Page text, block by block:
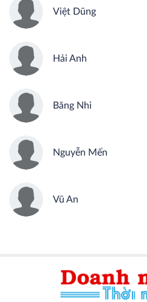
Việt Dũng
Hải Anh
Băng Nhi
Nguyễn Mến
Vũ An